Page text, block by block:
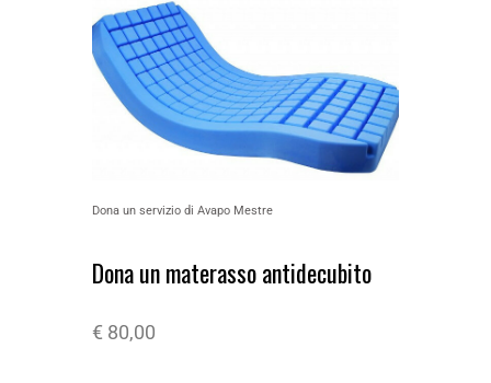
Dona un servizio di Avapo Mestre
Dona un materasso antidecubito
€ 80,00